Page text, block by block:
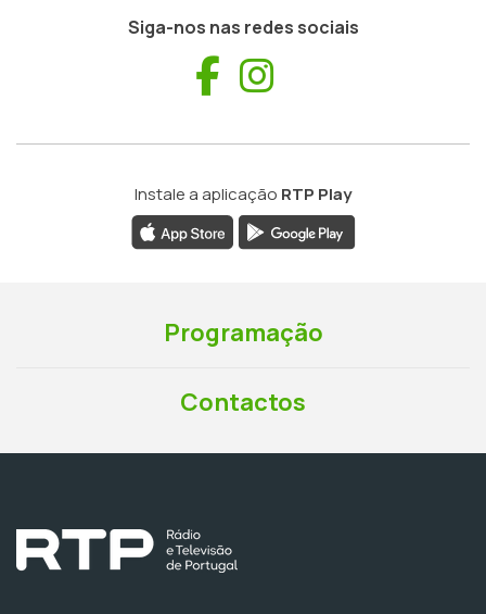
Siga-nos nas redes sociais
Facebook
Instale a aplicação RTP Play
Programação
Contactos